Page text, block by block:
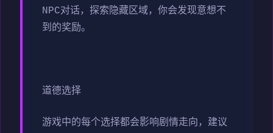
NPC对话，探索隐藏区域，你会发现意想不
到的奖励。
道德选择
游戏中的每个选择都会影响剧情走向，建议